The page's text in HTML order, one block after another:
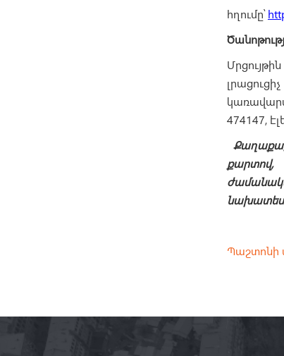
հղումը՝
474147,
Պաշտոնի